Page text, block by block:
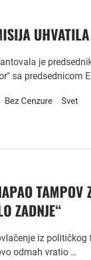
je
sa predsednicom
Bez Cenzure Svet
TAMPOV
ZADNJE“
iz
odmah vratio …